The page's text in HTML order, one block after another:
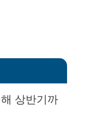
상반기까